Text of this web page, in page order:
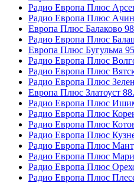
Радио Европа Плюс
Радио Европа Плюс
Европа Плюс Балаково
Радио Европа Плюс
Европа Плюс Бугульма
Радио Европа Плюс
Радио Европа Плюс
Радио Европа Плюс
Европа Плюс Златоуст
Радио Европа Плюс
Радио Европа Плюс
Радио Европа Плюс
Радио Европа Плюс
Радио Европа Плюс
Радио Европа Плюс
Радио Европа Плюс
Радио Европа Плюс